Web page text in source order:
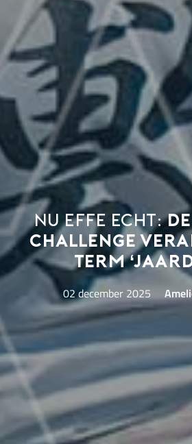
Nu effe echt:
challenge
term
02 december 2025